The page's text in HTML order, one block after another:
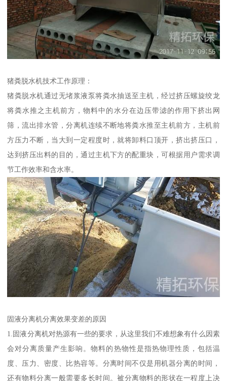
猪粪脱水机技术工作原理：
猪粪脱水机通过无堵浆液泵将粪水抽送至主机，经过挤压螺旋绞龙
将粪水推之主机前方，物料中的水分在边压带滤的作用下挤出网
筛，流出排水管，分离机连续不断地将粪水推至主机前方，主机前
方压力不断，当大到一定程度时，就将卸料口顶开，挤出挤压口，
达到挤压出料的目的，通过主机下方的配重块，可根据用户需求调
节工作效率和含水率。
固液分离机分离效果变差的原因
1.固液分离机对热源有一些的要求，从这里我们不难想象有什么因素
会对分离质量产生影响。物料的热物性是指热物理性质，包括温
度、压力、密度、比热容等。分离时间不仅是用机器分离的时间，
还有物料分离一般需要多长时间。被分离物料的形状在一程度上决